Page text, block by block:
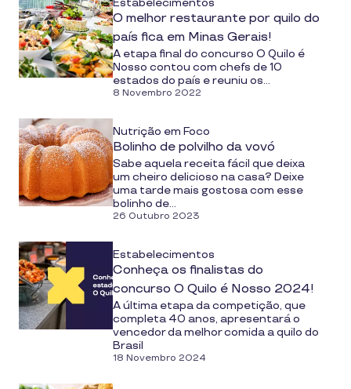
Estabelecimentos
O melhor restaurante por quilo do
país fica em Minas Gerais!
A etapa final do concurso O Quilo é
Nosso contou com chefs de 10
estados do país e reuniu os...
8 Novembro 2022
Nutrição em Foco
Bolinho de polvilho da vovó
Sabe aquela receita fácil que deixa
um cheiro delicioso na casa? Deixe
uma tarde mais gostosa com esse
bolinho de...
26 Outubro 2023
Estabelecimentos
Conheça os finalistas do
concurso O Quilo é Nosso 2024!
A última etapa da competição, que
completa 40 anos, apresentará o
vencedor da melhor comida a quilo do
Brasil
18 Novembro 2024